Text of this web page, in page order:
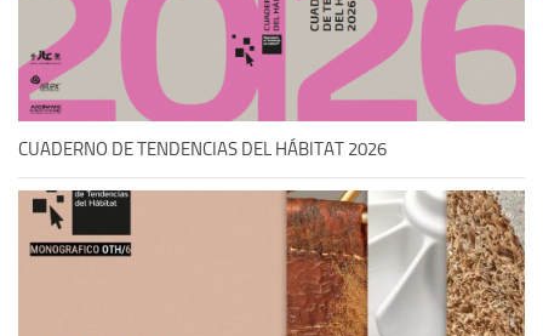
CUADERNO DE TENDENCIAS DEL HÁBITAT 2026